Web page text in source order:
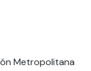
Metropolitana